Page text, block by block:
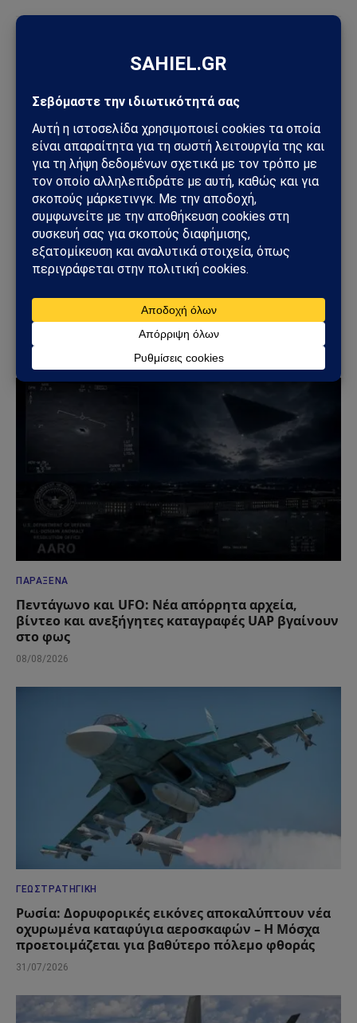
ΚΌΣΜΟΣ
Χούθι χτύπησαν την ενεργειακή καρδιά της
Σαουδικής Αραβίας – Επίθεση με drone στο
διυλιστήριο της Aramco στην Τζαζάν
09/08/2026
ΠΑΡΆΞΕΝΑ
Πεντάγωνο και UFO: Νέα απόρρητα αρχεία,
βίντεο και ανεξήγητες καταγραφές UAP βγαίνουν
στο φως
08/08/2026
ΓΕΩΣΤΡΑΤΗΓΙΚΉ
Ρωσία: Δορυφορικές εικόνες αποκαλύπτουν νέα
οχυρωμένα καταφύγια αεροσκαφών – Η Μόσχα
προετοιμάζεται για βαθύτερο πόλεμο φθοράς
31/07/2026